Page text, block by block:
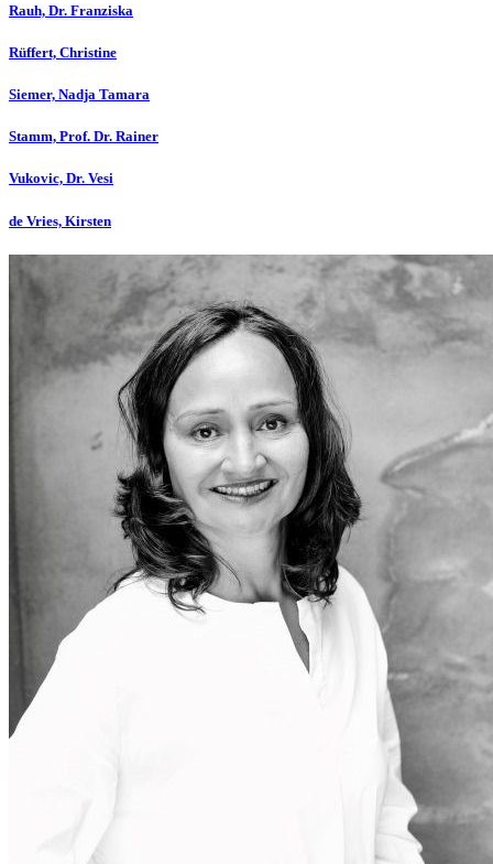
Rauh, Dr. Franziska
Rüffert, Christine
Siemer, Nadja Tamara
Stamm, Prof. Dr. Rainer
Vukovic, Dr. Vesi
de Vries, Kirsten